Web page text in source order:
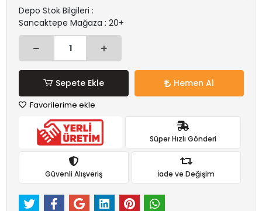
Depo Stok Bilgileri :
Sancaktepe Mağaza : 20+
Sepete Ekle Hemen Al
Favorilerime ekle
Süper Hızlı Gönderi
Güvenli Alışveriş İade ve Değişim